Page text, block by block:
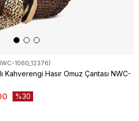
1060_12376)
Kahverengi Hasır Omuz Çantası NWC-
30